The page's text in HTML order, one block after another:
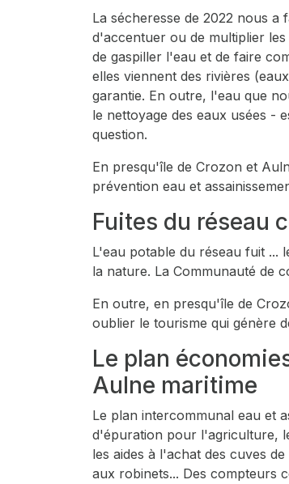
La sécheresse de 2022 nous
d'accentuer ou de multiplier
de gaspiller l'eau et de faire
elles viennent des rivières
garantie. En outre, l'eau que
le nettoyage des eaux usées -
question.
En presqu'île de Crozon et
prévention eau et
Fuites du réseau
L'eau potable du réseau fuit ...
la nature. La Communauté de
En outre, en presqu'île de
oublier le tourisme qui génère
Le plan
Aulne maritime
Le plan intercommunal eau et
d'épuration pour l'agriculture,
les aides à l'achat des cuves
aux robinets... Des compteurs